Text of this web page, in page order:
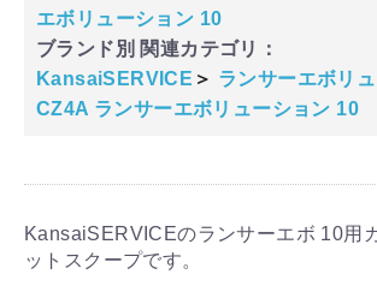
エボリューション 10
ブランド別 関連カテゴリ：
KansaiSERVICE ＞ ランサーエボリ
CZ4A ランサーエボリューション 10
KansaiSERVICEのランサーエボ 10用
ットスクープです。